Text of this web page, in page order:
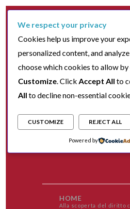
HOME
Alla scoperta del diritto
We respect your privacy
Cookies help us improve your
personalized content, and
choose which cookies to allow
Customize. Click Accept All to
All to decline non-essential
CUSTOMIZE REJECT ALL
Powered by